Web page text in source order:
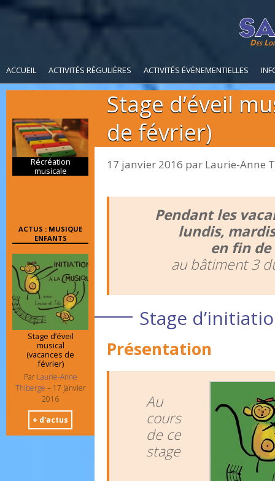
Des
ACCUEIL ACTIVITÉS RÉGULIÈRES ACTIVITÉS ÉVÈNEMENTIELLES
Stage d’éveil
de février)
17 janvier 2016 par Laurie-Anne
Pendant les
lundis,
en fin
au bâtiment 3
Stage
Présentation
Au
cours
de ce
stage
Récréation
musicale
ACTUS : MUSIQUE
ENFANTS
Stage d’éveil
musical
(vacances de
février)
Par Laurie-Anne
Thiberge – 17 janvier
2016
+ d'actus